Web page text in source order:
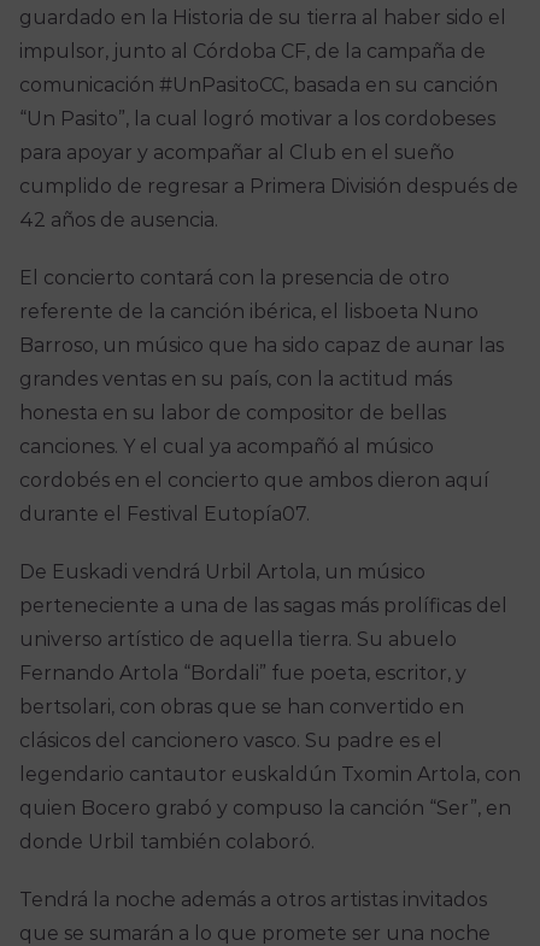
guardado en la Historia de su tierra al haber sido el
impulsor, junto al Córdoba CF, de la campaña de
comunicación #UnPasitoCC, basada en su canción
“Un Pasito”, la cual logró motivar a los cordobeses
para apoyar y acompañar al Club en el sueño
cumplido de regresar a Primera División después de
42 años de ausencia.
El concierto contará con la presencia de otro
referente de la canción ibérica, el lisboeta Nuno
Barroso, un músico que ha sido capaz de aunar las
grandes ventas en su país, con la actitud más
honesta en su labor de compositor de bellas
canciones. Y el cual ya acompañó al músico
cordobés en el concierto que ambos dieron aquí
durante el Festival Eutopía07.
De Euskadi vendrá Urbil Artola, un músico
perteneciente a una de las sagas más prolíficas del
universo artístico de aquella tierra. Su abuelo
Fernando Artola “Bordali” fue poeta, escritor, y
bertsolari, con obras que se han convertido en
clásicos del cancionero vasco. Su padre es el
legendario cantautor euskaldún Txomin Artola, con
quien Bocero grabó y compuso la canción “Ser”, en
donde Urbil también colaboró.
Tendrá la noche además a otros artistas invitados
que se sumarán a lo que promete ser una noche